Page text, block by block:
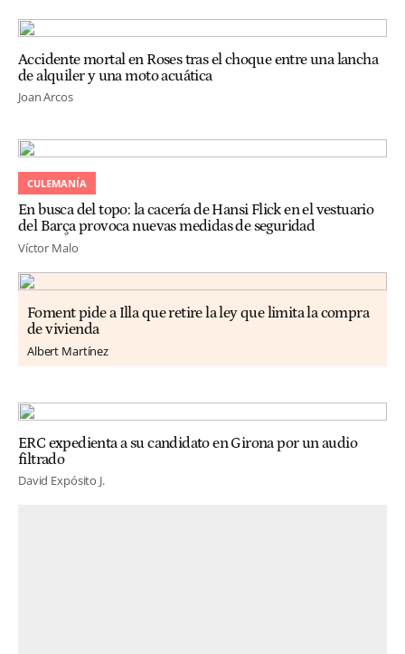
Accidente mortal en Roses tras el choque entre una lancha
de alquiler y una moto acuática
Joan Arcos
CULEMANÍA
En busca del topo: la cacería de Hansi Flick en el vestuario
del Barça provoca nuevas medidas de seguridad
Víctor Malo
Foment pide a Illa que retire la ley que limita la compra
de vivienda
Albert Martínez
ERC expedienta a su candidato en Girona por un audio
filtrado
David Expósito J.